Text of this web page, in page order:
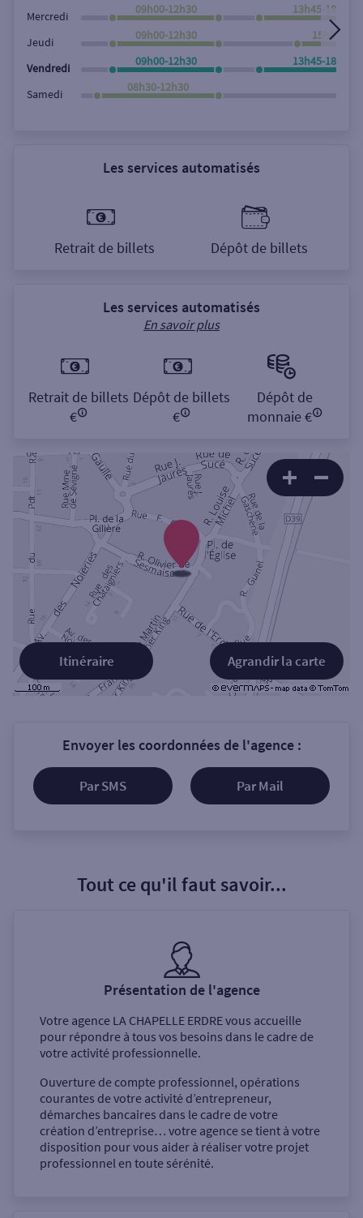
Rue
Rechercher
Mercredi
09h00-12h30 13h45-18h00
Jeudi
09h00-12h30 15h00-
Vendredi
09h00-12h30 13h45-18h00
Samedi
08h30-12h30
Les services automatisés
Retrait de billets Dépôt de billets
Les services automatisés
En savoir plus
Retrait de billets
€
Dépôt de billets
€
Dépôt de
monnaie €
Agrandir la carte
Itinéraire
Envoyer les coordonnées de l'agence :
Par SMS Par Mail
Tout ce qu'il faut savoir...
Présentation de l'agence
Votre agence LA CHAPELLE ERDREvous accueille
pour répondre à tous vos besoins dans le cadre de
votre activité professionnelle.
Ouverture de compte professionnel, opérations
courantes de votre activité d’entrepreneur,
démarches bancaires dans le cadre de votre
création d’entreprise… votre agence se tient à votre
disposition pour vous aider à réaliser votre projet
professionnel en toute sérénité.